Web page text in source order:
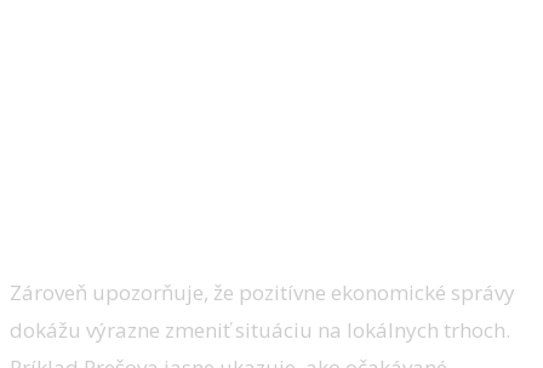
Zároveň upozorňuje, že pozitívne ekonomické správy
dokážu výrazne zmeniť situáciu na lokálnych trhoch.